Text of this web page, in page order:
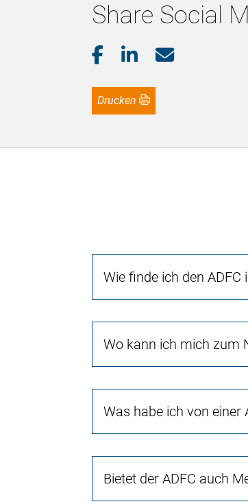
Share Social
Drucken
Wie finde ich den
Wo kann ich mich zum
Was habe ich von einer
Bietet der ADFC auch